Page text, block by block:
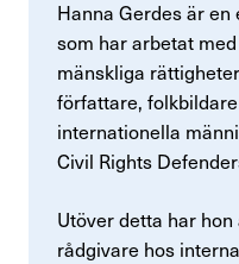
Hanna Gerdes är
som har arbetat
mänskliga
författare,
internationella
Civil Rights
Utöver detta har
rådgivare hos